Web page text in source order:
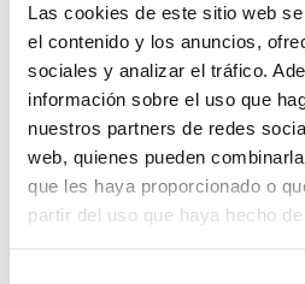
Las cookies de este sitio web
el contenido y los anuncios,
sociales y analizar el tráfico.
información sobre el uso que
nuestros partners de redes
web, quienes pueden
que les haya proporcionado o
partir del uso que haya hecho